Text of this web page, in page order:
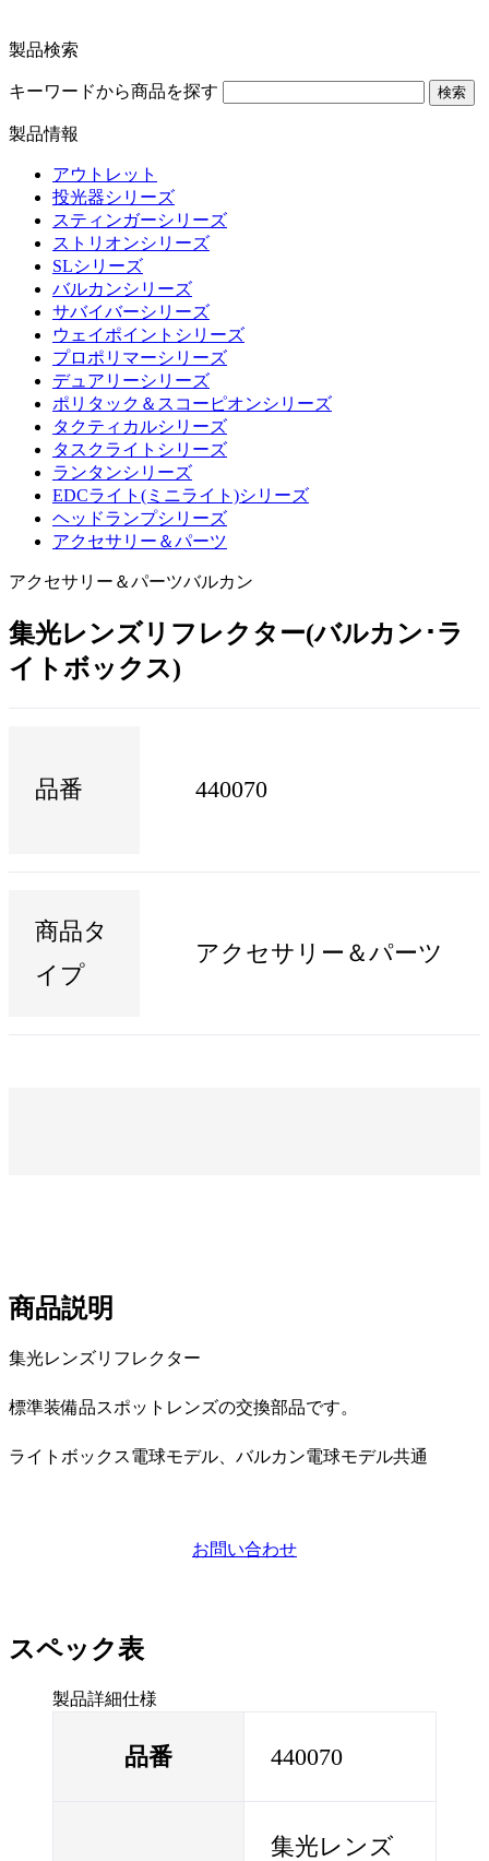
製品検索
キーワードから商品を探す 検索
製品情報
アウトレット
投光器シリーズ
スティンガーシリーズ
ストリオンシリーズ
SLシリーズ
バルカンシリーズ
サバイバーシリーズ
ウェイポイントシリーズ
プロポリマーシリーズ
デュアリーシリーズ
ポリタック＆スコーピオンシリーズ
タクティカルシリーズ
タスクライトシリーズ
ランタンシリーズ
EDCライト(ミニライト)シリーズ
ヘッドランプシリーズ
アクセサリー＆パーツ
アクセサリー＆パーツバルカン
集光レンズリフレクター(バルカン･ラ
イトボックス)
品番 440070
商品タ
イプ
アクセサリー＆パーツ
商品説明
集光レンズリフレクター
標準装備品スポットレンズの交換部品です。
ライトボックス電球モデル、バルカン電球モデル共通
お問い合わせ
スペック表
製品詳細仕様
品番 440070
集光レンズ